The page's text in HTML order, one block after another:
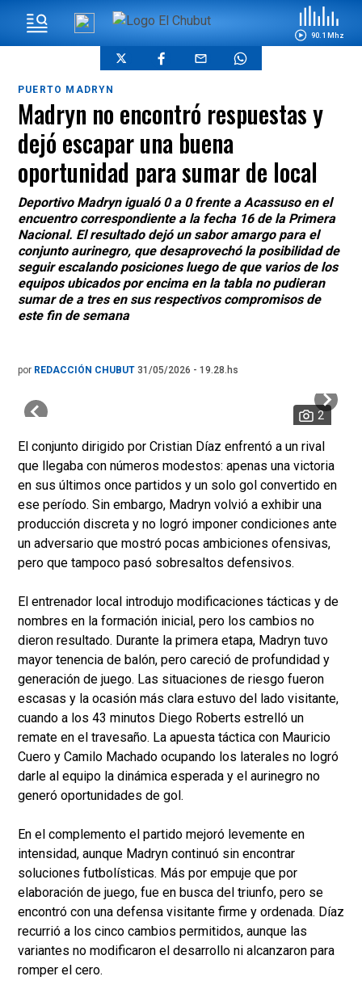
90.1 Mhz
PUERTO MADRYN
Madryn no encontró respuestas y
dejó escapar una buena
oportunidad para sumar de local
Deportivo Madryn igualó 0 a 0 frente a Acassuso en el
encuentro correspondiente a la fecha 16 de la Primera
Nacional. El resultado dejó un sabor amargo para el
conjunto aurinegro, que desaprovechó la posibilidad de
seguir escalando posiciones luego de que varios de los
equipos ubicados por encima en la tabla no pudieran
sumar de a tres en sus respectivos compromisos de
este fin de semana
por REDACCIÓN CHUBUT 31/05/2026 - 19.28.hs
2
El conjunto dirigido por Cristian Díaz enfrentó a un rival
que llegaba con números modestos: apenas una victoria
en sus últimos once partidos y un solo gol convertido en
ese período. Sin embargo, Madryn volvió a exhibir una
producción discreta y no logró imponer condiciones ante
un adversario que mostró pocas ambiciones ofensivas,
pero que tampoco pasó sobresaltos defensivos.
El entrenador local introdujo modificaciones tácticas y de
nombres en la formación inicial, pero los cambios no
dieron resultado. Durante la primera etapa, Madryn tuvo
mayor tenencia de balón, pero careció de profundidad y
generación de juego. Las situaciones de riesgo fueron
escasas y la ocasión más clara estuvo del lado visitante,
cuando a los 43 minutos Diego Roberts estrelló un
remate en el travesaño. La apuesta táctica con Mauricio
Cuero y Camilo Machado ocupando los laterales no logró
darle al equipo la dinámica esperada y el aurinegro no
generó oportunidades de gol.
En el complemento el partido mejoró levemente en
intensidad, aunque Madryn continuó sin encontrar
soluciones futbolísticas. Más por empuje que por
elaboración de juego, fue en busca del triunfo, pero se
encontró con una defensa visitante firme y ordenada. Díaz
recurrió a los cinco cambios permitidos, aunque las
variantes no modificaron el desarrollo ni alcanzaron para
romper el cero.